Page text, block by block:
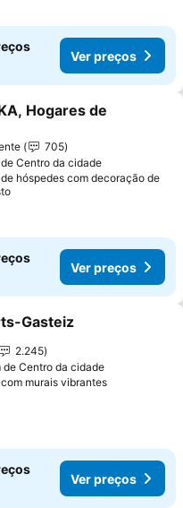
Ver preços
aos favoritos
Hogares de
705
Centro da cidade
hóspedes com decoração de
Ver preços
aos favoritos
Gasteiz
2.245
de Centro da cidade
murais vibrantes
Ver preços